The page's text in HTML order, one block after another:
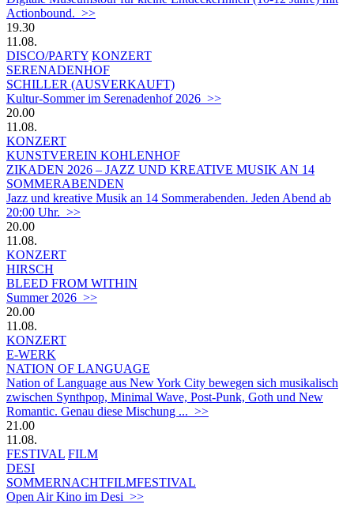
Actionbound. >>
19.30
11.08.
DISCO/PARTY KONZERT
SERENADENHOF
SCHILLER (AUSVERKAUFT)
Kultur-Sommer im Serenadenhof 2026 >>
20.00
11.08.
KONZERT
KUNSTVEREIN KOHLENHOF
ZIKADEN 2026 – JAZZ UND KREATIVE MUSIK AN 14
SOMMERABENDEN
Jazz und kreative Musik an 14 Sommerabenden. Jeden Abend ab
20:00 Uhr. >>
20.00
11.08.
KONZERT
HIRSCH
BLEED FROM WITHIN
Summer 2026 >>
20.00
11.08.
KONZERT
E-WERK
NATION OF LANGUAGE
Nation of Language aus New York City bewegen sich musikalisch
zwischen Synthpop, Minimal Wave, Post-Punk, Goth und New
Romantic. Genau diese Mischung ... >>
21.00
11.08.
FESTIVAL FILM
DESI
SOMMERNACHTFILMFESTIVAL
Open Air Kino im Desi >>